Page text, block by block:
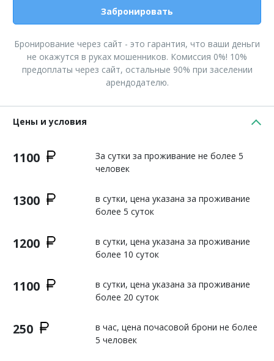
Забронировать
Бронирование через сайт - это гарантия, что ваши деньги
не окажутся в руках мошенников. Комиссия 0%! 10%
предоплаты через сайт, остальные 90% при заселении
арендодателю.
Цены и условия
1100
За сутки за проживание не более 5
человек
1300
в сутки, цена указана за проживание
более 5 суток
1200
в сутки, цена указана за проживание
более 10 суток
1100
в сутки, цена указана за проживание
более 20 суток
250
в час, цена почасовой брони не более
5 человек